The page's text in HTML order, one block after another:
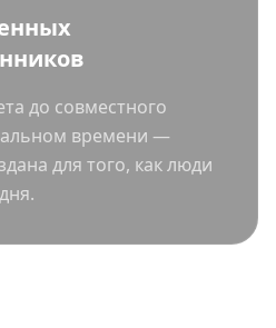
до совместного
времени —
для того, как люди